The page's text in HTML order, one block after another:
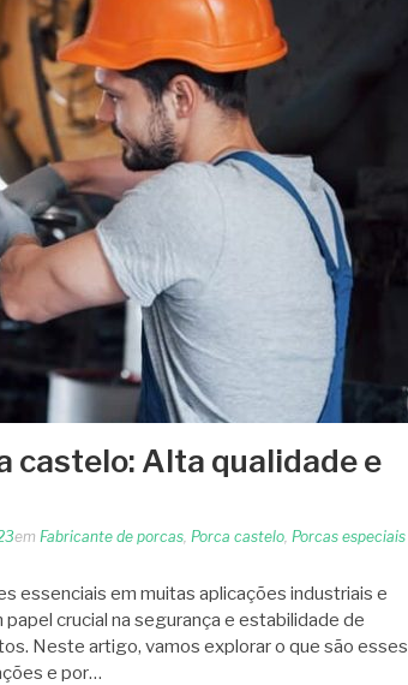
castelo: Alta qualidade e
em Fabricante de porcas, Porca castelo, Porcas especiais
essenciais em muitas aplicações industriais e
crucial na segurança e estabilidade de
Neste artigo, vamos explorar o que são esses
e por…